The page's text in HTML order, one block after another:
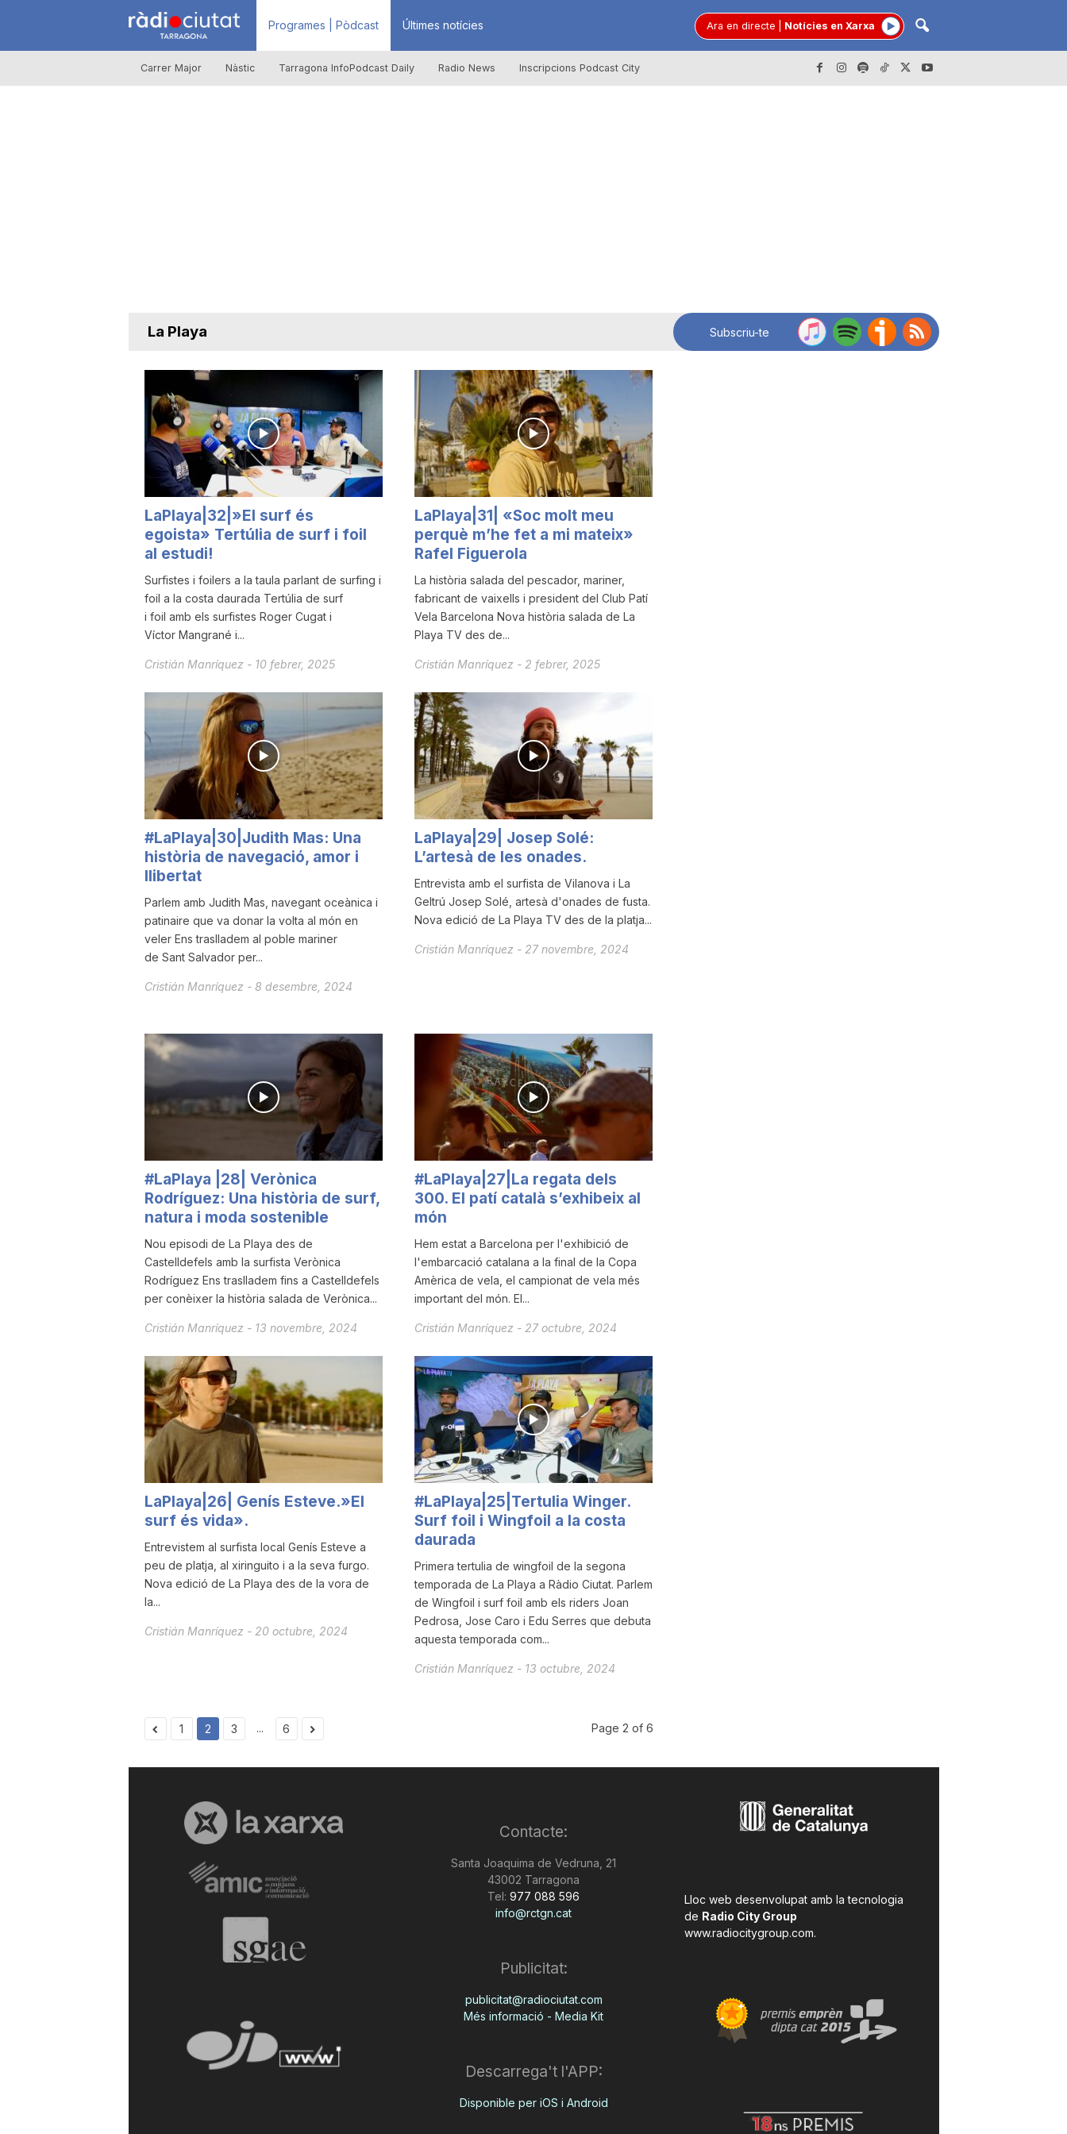
R
à
t
a
t
d
a
r
g
o
Programes | Pòdcast Últimes notícies Ara en directe Notícies en Xarxa
Carrer Major Nàstic Tarragona InfoPodcast Daily Radio News Inscripcions Podcast City
La Playa Subscriu-te
LaPlaya|32|»El surf és
egoista» Tertúlia de surf i foil
al estudi!
Surfistes i foilers a la taula parlant de surfing i
foil a la costa daurada Tertúlia de surf
i foil amb els surfistes Roger Cugat i
Víctor Mangrané i...
Cristián Manríquez - 10 febrer, 2025
LaPlaya|31| «Soc molt meu
perquè m’he fet a mi mateix»
Rafel Figuerola
La història salada del pescador, mariner,
fabricant de vaixells i president del Club Patí
Vela Barcelona Nova història salada de La
Playa TV des de...
Cristián Manríquez - 2 febrer, 2025
#LaPlaya|30|Judith Mas: Una
història de navegació, amor i
llibertat
Parlem amb Judith Mas, navegant oceànica i
patinaire que va donar la volta al món en
veler Ens traslladem al poble mariner
de Sant Salvador per...
Cristián Manríquez - 8 desembre, 2024
LaPlaya|29| Josep Solé:
L’artesà de les onades.
Entrevista amb el surfista de Vilanova i La
Geltrú Josep Solé, artesà d'onades de fusta.
Nova edició de La Playa TV des de la platja...
Cristián Manríquez - 27 novembre, 2024
#LaPlaya |28| Verònica
Rodríguez: Una història de surf,
natura i moda sostenible
Nou episodi de La Playa des de
Castelldefels amb la surfista Verònica
Rodríguez Ens traslladem fins a Castelldefels
per conèixer la història salada de Verònica...
Cristián Manríquez - 13 novembre, 2024
#LaPlaya|27|La regata dels
300. El patí català s’exhibeix al
món
Hem estat a Barcelona per l'exhibició de
l'embarcació catalana a la final de la Copa
Amèrica de vela, el campionat de vela més
important del món. El...
Cristián Manríquez - 27 octubre, 2024
LaPlaya|26| Genís Esteve.»El
surf és vida».
Entrevistem al surfista local Genís Esteve a
peu de platja, al xiringuito i a la seva furgo.
Nova edició de La Playa des de la vora de
la...
Cristián Manríquez - 20 octubre, 2024
#LaPlaya|25|Tertulia Winger.
Surf foil i Wingfoil a la costa
daurada
Primera tertulia de wingfoil de la segona
temporada de La Playa a Ràdio Ciutat. Parlem
de Wingfoil i surf foil amb els riders Joan
Pedrosa, Jose Caro i Edu Serres que debuta
aquesta temporada com...
Cristián Manríquez - 13 octubre, 2024
1 2 3 ... 6 Page 2 of 6
Contacte:
Santa Joaquima de Vedruna, 21
43002 Tarragona
Tel: 977 088 596
info@rctgn.cat
Publicitat:
publicitat@radiociutat.com
Més informació - Media Kit
Descarrega't l'APP:
Disponible per iOS i Android
Lloc web desenvolupat amb la tecnologia
de Radio City Group
www.radiocitygroup.com.